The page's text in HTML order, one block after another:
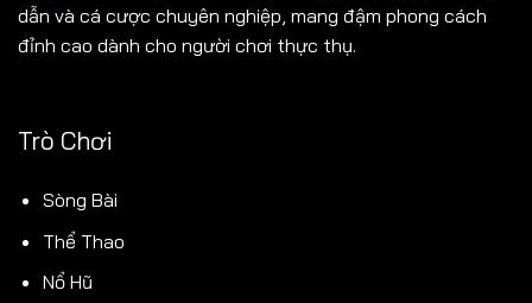
dẫn và cá cược chuyên nghiệp, mang đậm phong cách
đỉnh cao dành cho người chơi thực thụ.
Trò Chơi
Sòng Bài
Thể Thao
Nổ Hũ